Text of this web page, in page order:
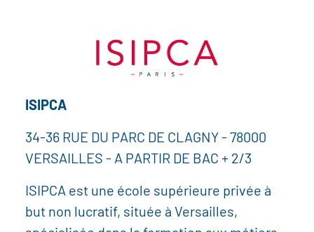
ISIPCA
34-36 RUE DU PARC DE CLAGNY - 78000
VERSAILLES - A PARTIR DE BAC + 2/3
ISIPCA est une école supérieure privée à
but non lucratif, située à Versailles,